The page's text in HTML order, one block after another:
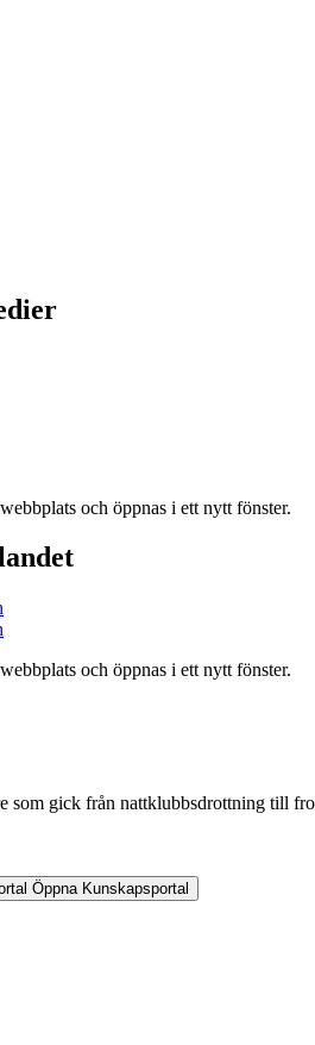
och öppnas i ett nytt fönster.
och öppnas i ett nytt fönster.
som gick från nattklubbsdrottning till
Öppna Kunskapsportal